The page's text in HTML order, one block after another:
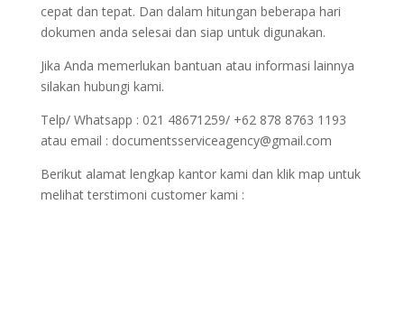
cepat dan tepat. Dan dalam hitungan beberapa hari
dokumen anda selesai dan siap untuk digunakan.
Jika Anda memerlukan bantuan atau informasi lainnya
silakan hubungi kami.
Telp/ Whatsapp : 021 48671259/ +62 878 8763 1193
atau email : documentsserviceagency@gmail.com
Berikut alamat lengkap kantor kami dan klik map untuk
melihat terstimoni customer kami :